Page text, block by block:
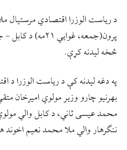
د رياست الوزرا اقتصادي مرستيال
پرون(جمعه، غوایي
څخه ليدنه کړې.
په دغه لیدنه کې د ریاست الوزرا د
بهرنيو چارو وزير مولوي اميرخان
محمد عیسی ثاني، د کابل والي
ننګرهار والي ملا محمد نعيم اخوند